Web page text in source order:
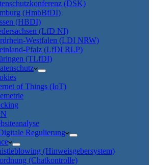
(DSK)
(HmbBfDI)
(HBDI)
(LfD NI)
Westfalen (LDI NRW)
Pfalz (LfDI RLP)
(TLfDI)
of Things (IoT)
Regulierung
(Hinweisgebersystem)
(Chatkontrolle)